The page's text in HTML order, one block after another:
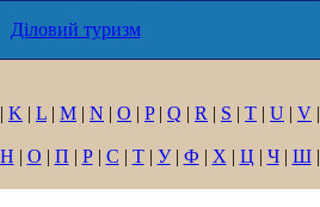
Діловий туризм
| K | L | M | N | O | P| Q | R | S | T | U | V |
Н | О | П | Р| С | Т| У| Ф | Х | Ц | Ч| Ш|